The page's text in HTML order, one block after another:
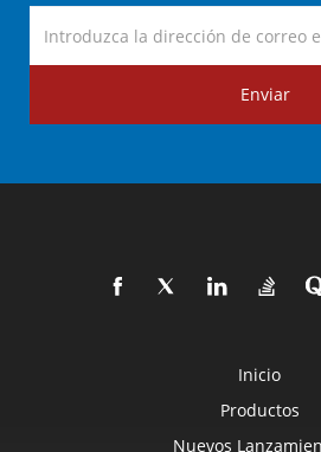
Enviar
Inicio
Productos
Nuevos